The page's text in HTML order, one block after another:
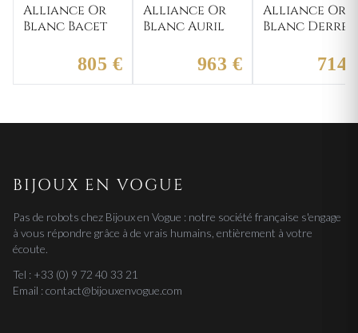
Alliance Or
Blanc Bacet
805 €
Alliance Or
Blanc Auril
963 €
Alliance Or
Blanc Derre
714
BIJOUX EN VOGUE
Pas de robots chez Bijoux en Vogue : notre société française s'engage
à vous répondre grâce à de vrais humains, entièrement à votre
écoute.
Tel : +33 (0) 9 72 40 33 21
Email : contact@bijouxenvogue.com